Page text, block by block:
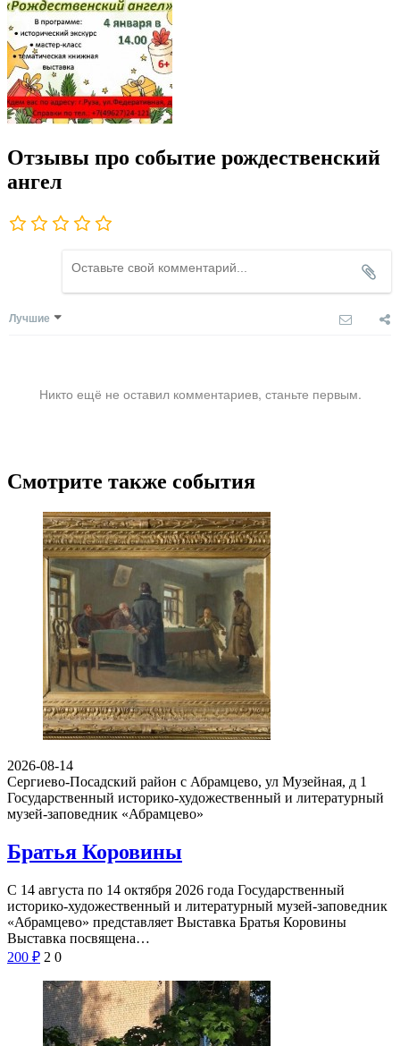
Отзывы про событие рождественский
ангел
Лучшие
Никто ещё не оставил комментариев, станьте первым.
Смотрите также события
2026-08-14
Сергиево-Посадский район с Абрамцево, ул Музейная, д 1
Государственный историко-художественный и литературный
музей-заповедник «Абрамцево»
Братья Коровины
С 14 августа по 14 октября 2026 года Государственный
историко-художественный и литературный музей-заповедник
«Абрамцево» представляет Выставка Братья Коровины
Выставка посвящена…
200 ₽ 2 0